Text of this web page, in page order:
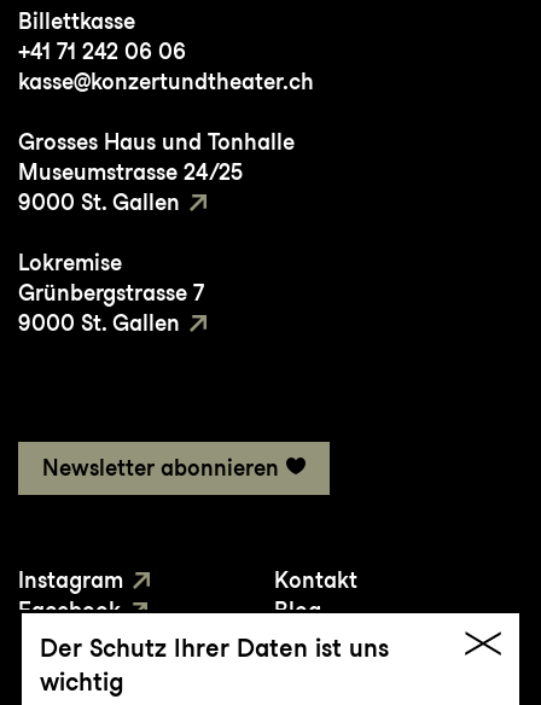
Billettkasse
+41 71 242 06 06
kasse@konzertundtheater.ch
Grosses Haus und Tonhalle
Museumstrasse 24/25
9000 St. Gallen
Lokremise
Grünbergstrasse 7
9000 St. Gallen
Newsletter abonnieren
Instagram
Facebook
YouTube
Kontakt
Blog
Presse
Der Schutz Ihrer Daten ist uns
wichtig